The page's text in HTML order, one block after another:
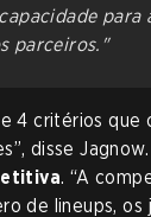
para
parceiros."
4 critérios que
disse
. “A
de lineups, os